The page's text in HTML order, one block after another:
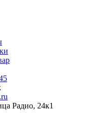
Радио, 24к1